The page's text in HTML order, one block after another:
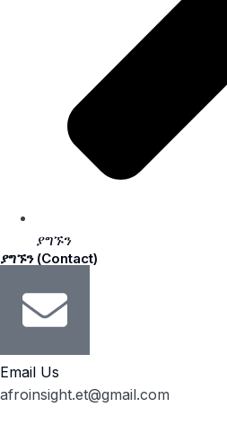
ያግኙን
ያግኙን (Contact)
Email Us
afroinsight.et@gmail.com